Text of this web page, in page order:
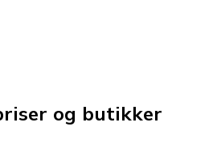
og butikker